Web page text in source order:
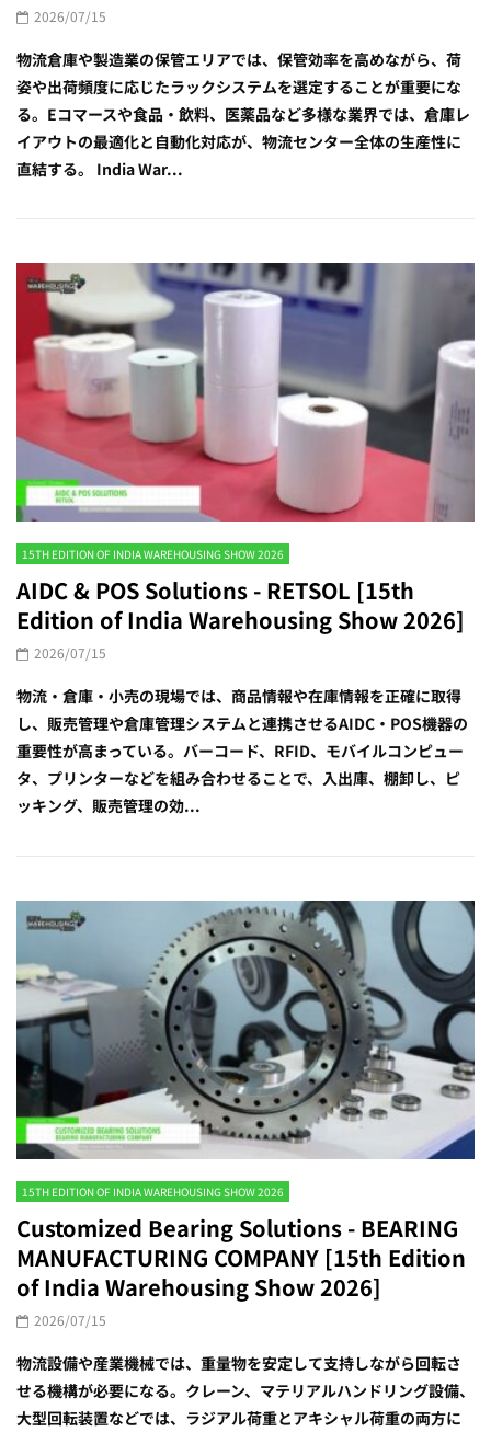
2026/07/15
物流倉庫や製造業の保管エリアでは、保管効率を高めながら、荷
姿や出荷頻度に応じたラックシステムを選定することが重要にな
る。Eコマースや食品・飲料、医薬品など多様な業界では、倉庫レ
イアウトの最適化と自動化対応が、物流センター全体の生産性に
直結する。 India War...
15TH EDITION OF INDIA WAREHOUSING SHOW 2026
AIDC & POS Solutions - RETSOL [15th
Edition of India Warehousing Show 2026]
2026/07/15
物流・倉庫・小売の現場では、商品情報や在庫情報を正確に取得
し、販売管理や倉庫管理システムと連携させるAIDC・POS機器の
重要性が高まっている。バーコード、RFID、モバイルコンピュー
タ、プリンターなどを組み合わせることで、入出庫、棚卸し、ピ
ッキング、販売管理の効...
15TH EDITION OF INDIA WAREHOUSING SHOW 2026
Customized Bearing Solutions - BEARING
MANUFACTURING COMPANY [15th Edition
of India Warehousing Show 2026]
2026/07/15
物流設備や産業機械では、重量物を安定して支持しながら回転さ
せる機構が必要になる。クレーン、マテリアルハンドリング設備、
大型回転装置などでは、ラジアル荷重とアキシャル荷重の両方に